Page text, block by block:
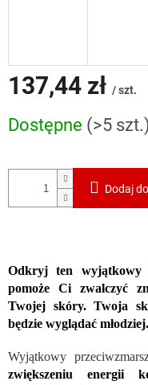
137,44 zł / szt.
jednostkowa:
Dostępne (>5 szt.)
Dodaj
Odkryj ten wyjątkowy
pomoże Ci zwalczyć
Twojej skóry. Twoja
będzie wyglądać młodziej.
Wyjątkowy
zwiększeniu energii